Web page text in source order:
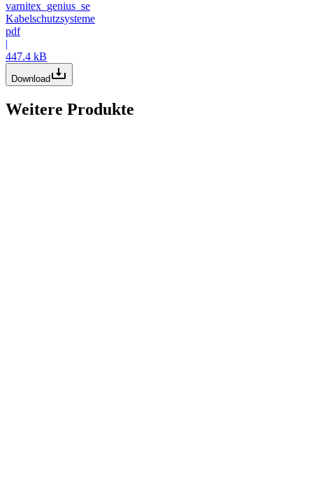
varnitex_genius_se
Kabelschutzsysteme
pdf
|
447.4 kB
Download
Weitere Produkte